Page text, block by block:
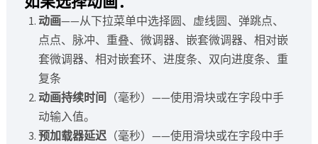
动画——从下拉菜单中选择圆、虚线圆、弹跳点、
点点、脉冲、重叠、微调器、嵌套微调器、相对嵌
套微调器、相对嵌套环、进度条、双向进度条、重
复条
动画持续时间 （毫秒）——使用滑块或在字段中手
动输入值。
预加载器延迟（毫秒）——使用滑块或在字段中手